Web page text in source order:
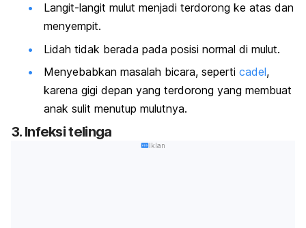
Langit-langit mulut menjadi terdorong ke atas dan
menyempit.
Lidah tidak berada pada posisi normal di mulut.
Menyebabkan masalah bicara, seperti cadel,
karena gigi depan yang terdorong yang membuat
anak sulit menutup mulutnya.
3. Infeksi telinga
Iklan